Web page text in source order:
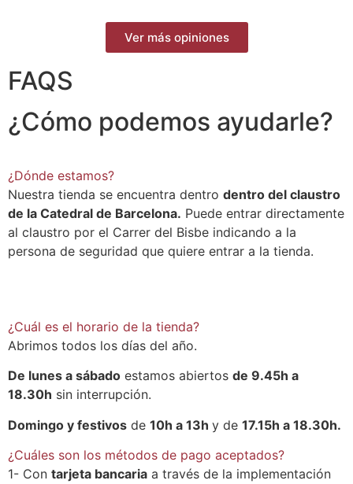
Ver más opiniones
FAQS
¿Cómo podemos ayudarle?
¿Dónde estamos?
Nuestra tienda se encuentra dentro dentro del claustro
de la Catedral de Barcelona. Puede entrar directamente
al claustro por el Carrer del Bisbe indicando a la
persona de seguridad que quiere entrar a la tienda.
¿Cuál es el horario de la tienda?
Abrimos todos los días del año.
De lunes a sábado estamos abiertos de 9.45h a
18.30h sin interrupción.
Domingo y festivos de 10h a 13h y de 17.15h a 18.30h.
¿Cuáles son los métodos de pago aceptados?
1- Con tarjeta bancaria a través de la implementación